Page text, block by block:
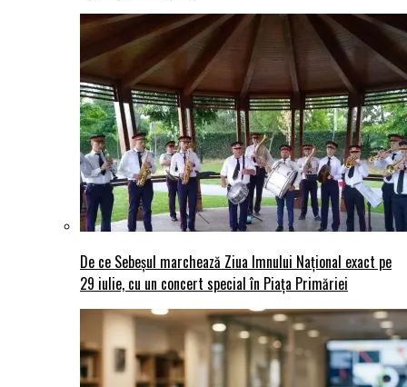
De ce Sebeșul marchează Ziua Imnului Național exact pe
29 iulie, cu un concert special în Piața Primăriei